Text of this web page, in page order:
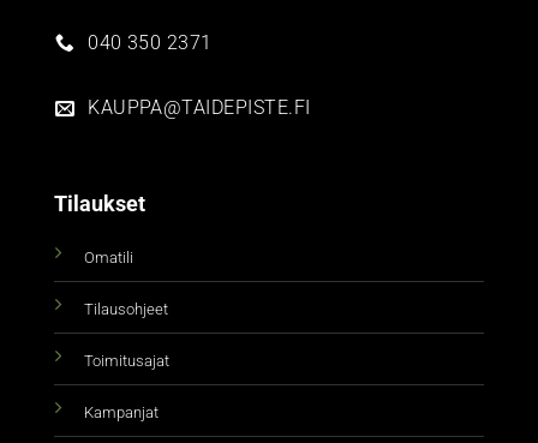
040 350 2371
KAUPPA@TAIDEPISTE.FI
Tilaukset
Omatili
Tilausohjeet
Toimitusajat
Kampanjat